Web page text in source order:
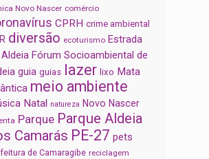
Novo Nascer comércio
CPRH crime ambiental
diversão ecoturismo Estrada
Fórum Socioambiental de
guia guias lazer lixo Mata
meio ambiente
Natal natureza Novo Nascer
Parque Parque Aldeia
Camarás PE-27 pets
de Camaragibe reciclagem